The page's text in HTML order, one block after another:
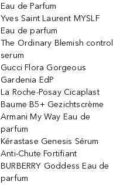
Eau de Parfum
Yves Saint Laurent MYSLF
Eau de parfum
The Ordinary Blemish control
serum
Gucci Flora Gorgeous
Gardenia EdP
La Roche-Posay Cicaplast
Baume B5+ Gezichtscrème
Armani My Way Eau de
parfum
Kérastase Genesis Sérum
Anti-Chute Fortifiant
BURBERRY Goddess Eau de
parfum